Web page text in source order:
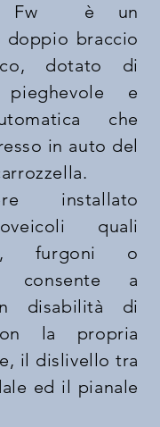
Fw è un
doppio braccio
dotato di
pieghevole e
che
in auto del
installato
quali
furgoni o
consente a
disabilità di
la propria
il dislivello tra
ed il pianale